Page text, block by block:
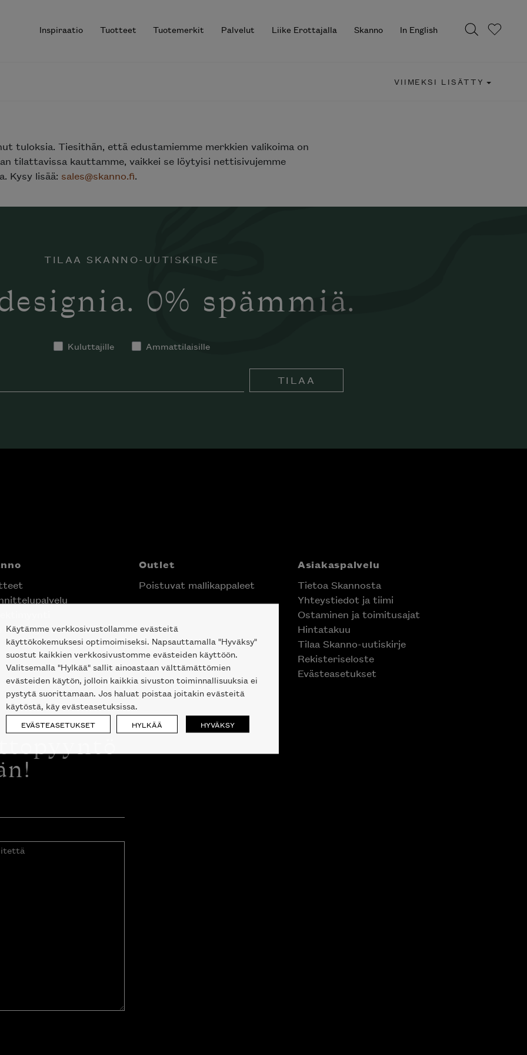
Inspiraatio Tuotteet Tuotemerkit Palvelut Liike Erottajalla Skanno In English
VIIMEKSI LISÄTTY
tuloksia. Tiesithän, että edustamiemme merkkien valikoima on
tilattavissa kauttamme, vaikkei se löytyisi nettisivujemme
Kysy lisää: sales@skanno.fi.
TILAA SKANNO-UUTISKIRJE
0% spämmiä.
Kuluttajille Ammattilaisille
TILAA
Helsingin keskustassa
Outlet
Poistuvat mallikappaleet
Asiakaspalvelu
Tietoa Skannosta
Yhteystiedot ja tiimi
Ostaminen ja toimitusajat
Hintatakuu
Tilaa Skanno-uutiskirje
Rekisteriseloste
Evästeasetukset
Käytämme verkkosivustollamme evästeitä
käyttökokemuksesi optimoimiseksi. Napsauttamalla "Hyväksy"
suostut kaikkien verkkosivustomme evästeiden käyttöön.
Valitsemalla "Hylkää" sallit ainoastaan välttämättömien
evästeiden käytön, jolloin kaikkia sivuston toiminnallisuuksia ei
pystytä suorittamaan. Jos haluat poistaa joitakin evästeitä
käytöstä, käy evästeasetuksissa.
EVÄSTEASETUKSET HYLKÄÄ HYVÄKSY